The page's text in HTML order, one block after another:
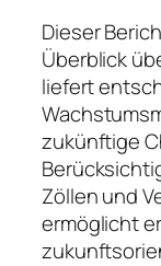
Dieser
Überblick
liefert
zukünftige
Zöllen und
ermöglicht